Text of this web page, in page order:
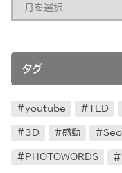
タグ
youtube TED
3D 感動
PHOTOWORDS